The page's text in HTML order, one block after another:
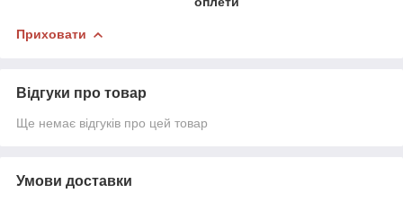
Приховати
Відгуки про товар
Ще немає відгуків про цей товар
Умови доставки